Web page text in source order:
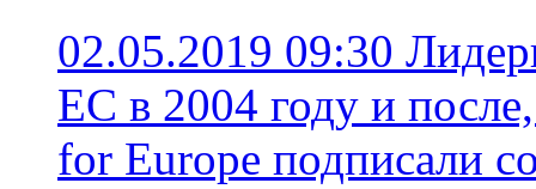
02.05.2019 09:30
ЕС в 2004 году и
for Europe подписали